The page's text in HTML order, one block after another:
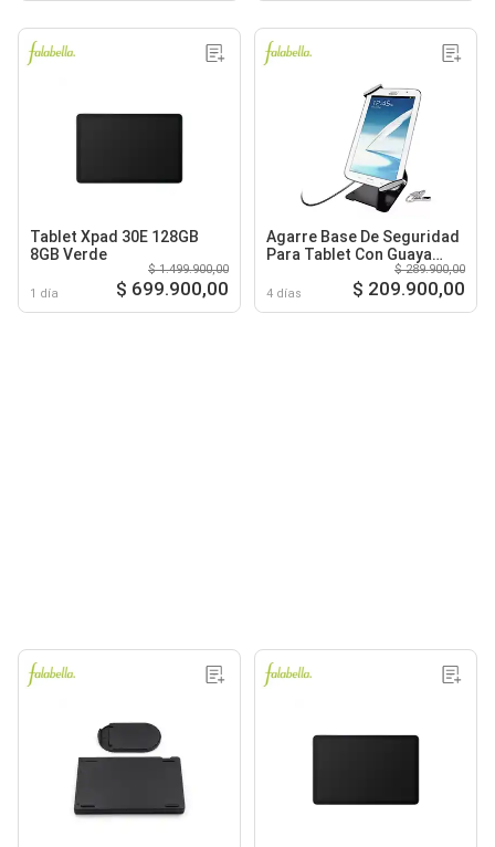
Tablet Xpad 30E 128GB
8GB Verde
1 día
$ 1.499.900,00
$ 699.900,00
Agarre Base De Seguridad
Para Tablet Con Guaya
4 días
$ 289.900,00
$ 209.900,00